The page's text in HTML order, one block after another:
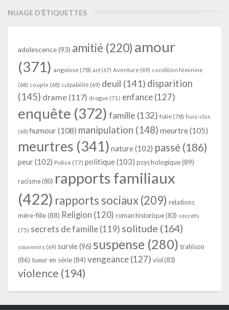
NUAGE D’ÉTIQUETTES
adolescence(93) amitié (220) amour
(371) angoisse (78) art (67) Aventure (69) condition féminine
(68) couple (68) culpabilité (69) deuil (141) disparition
(145) drame (117) drogue (71) enfance(127)
enquête (372) famille (132) folie (78) huis-clos
(68) humour(108) manipulation (148) meurtre(105)
meurtres (341) nature(102) passé (186)
peur(102) Police (77) politique(103) psychologique(89)
racisme (80) rapports familiaux
(422) rapports sociaux(209) relations
mère-fille(88) Religion (120) roman historique(83) secrets
(75) secrets de famille (119) solitude (164)
souvenirs (69) survie(96) suspense (280) trahison
(86) tueur en série(84) vengeance(127) viol (83)
violence (194)